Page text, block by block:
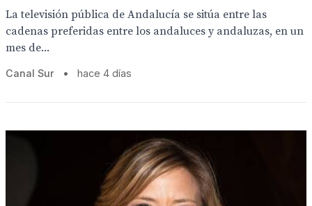
La televisión pública de Andalucía se sitúa entre las
cadenas preferidas entre los andaluces y andaluzas, en un
mes de...
Canal Sur • hace 4 días